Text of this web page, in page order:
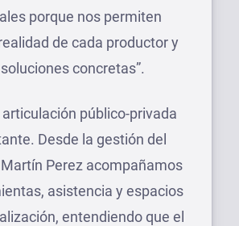
porque nos permiten
de cada productor y
concretas”.
articulación público-privada
Desde la gestión del
Perez acompañamos
asistencia y espacios
entendiendo que el